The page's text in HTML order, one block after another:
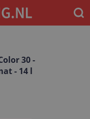
30 -
- 14 l